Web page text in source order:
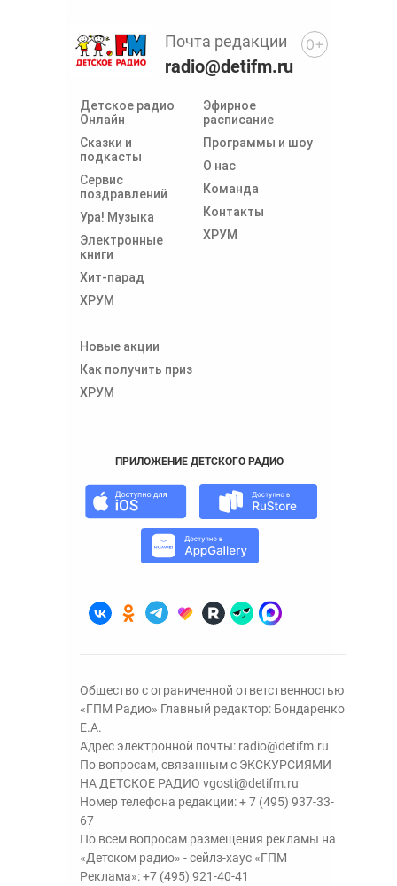
Детское радио
Онлайн
Сказки и
подкасты
Сервис
поздравлений
Ура! Музыка
Электронные
книги
Хит-парад
ХРУМ
Эфирное
расписание
Программы и шоу
О нас
Команда
Контакты
ХРУМ
Новые акции
Как получить приз
ХРУМ
Почта редакции
radio@detifm.ru
ПРИЛОЖЕНИЕ ДЕТСКОГО РАДИО
0+
Общество с ограниченной ответственностью
«ГПМ Радио» Главный редактор: Бондаренко
Е.А.
Адрес электронной почты: radio@detifm.ru
По вопросам, связанным с ЭКСКУРСИЯМИ
НА ДЕТСКОЕ РАДИО vgosti@detifm.ru
Номер телефона редакции:+ 7 (495) 937-33-
67
По всем вопросам размещения рекламы на
«Детском радио» - сейлз-хаус «ГПМ
Реклама»:+7 (495) 921-40-41